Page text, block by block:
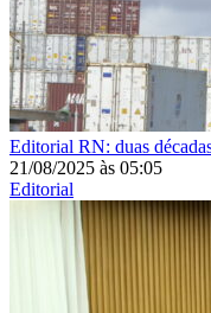
Editorial RN: duas
21/08/2025 às 05:05
Editorial